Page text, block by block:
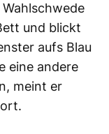
und blickt
aufs Blau
eine andere
meint er